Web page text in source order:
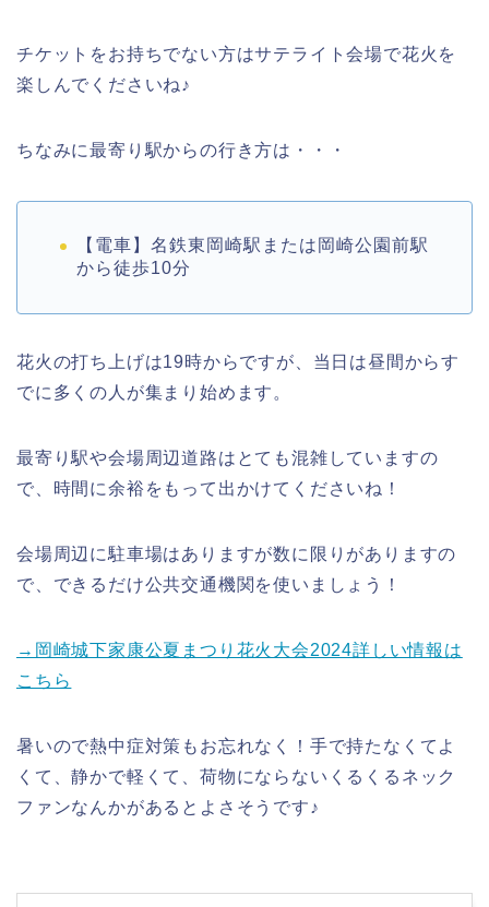
チケットをお持ちでない方はサテライト会場で花火を
楽しんでくださいね♪
ちなみに最寄り駅からの行き方は・・・
【電車】名鉄東岡崎駅または岡崎公園前駅
から徒歩10分
花火の打ち上げは19時からですが、当日は昼間からす
でに多くの人が集まり始めます。
最寄り駅や会場周辺道路はとても混雑していますの
で、時間に余裕をもって出かけてくださいね！
会場周辺に駐車場はありますが数に限りがありますの
で、できるだけ公共交通機関を使いましょう！
→岡崎城下家康公夏まつり花火大会2024詳しい情報は
こちら
暑いので熱中症対策もお忘れなく！手で持たなくてよ
くて、静かで軽くて、荷物にならないくるくるネック
ファンなんかがあるとよさそうです♪